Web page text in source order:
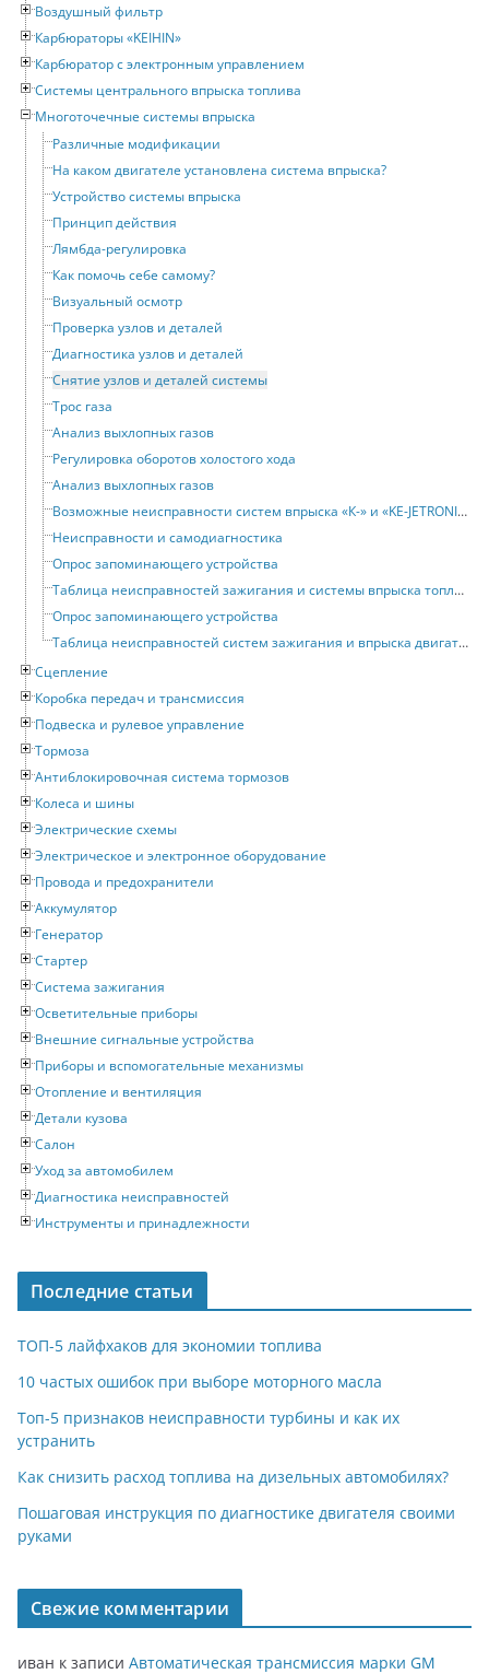
Воздушный фильтр
Карбюраторы «KEIHIN»
Карбюратор с электронным управлением
Системы центрального впрыска топлива
Многоточечные системы впрыска
Различные модификации
На каком двигателе установлена система впрыска?
Устройство системы впрыска
Принцип действия
Лямбда-регулировка
Как помочь себе самому?
Визуальный осмотр
Проверка узлов и деталей
Диагностика узлов и деталей
Снятие узлов и деталей системы
Трос газа
Анализ выхлопных газов
Регулировка оборотов холостого хода
Анализ выхлопных газов
Возможные неисправности систем впрыска «К-» и «KE-JETRONIC»
Неисправности и самодиагностика
Опрос запоминающего устройства
Таблица неисправностей зажигания и системы впрыска топлива двигателей 3A и AAD
Опрос запоминающего устройства
Таблица неисправностей систем зажигания и впрыска двигателя NG
Сцепление
Коробка передач и трансмиссия
Подвеска и рулевое управление
Тормоза
Антиблокировочная система тормозов
Колеса и шины
Электрические схемы
Электрическое и электронное оборудование
Провода и предохранители
Аккумулятор
Генератор
Стартер
Система зажигания
Осветительные приборы
Внешние сигнальные устройства
Приборы и вспомогательные механизмы
Отопление и вентиляция
Детали кузова
Салон
Уход за автомобилем
Диагностика неисправностей
Инструменты и принадлежности
Последние статьи
ТОП-5 лайфхаков для экономии топлива
10 частых ошибок при выборе моторного масла
Топ-5 признаков неисправности турбины и как их
устранить
Как снизить расход топлива на дизельных автомобилях?
Пошаговая инструкция по диагностике двигателя своими
руками
Свежие комментарии
иван к записи Автоматическая трансмиссия марки GM